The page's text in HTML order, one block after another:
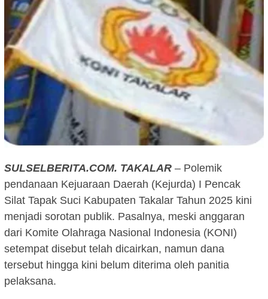
SULSELBERITA.COM. TAKALAR – Polemik
pendanaan Kejuaraan Daerah (Kejurda) I Pencak
Silat Tapak Suci Kabupaten Takalar Tahun 2025 kini
menjadi sorotan publik. Pasalnya, meski anggaran
dari Komite Olahraga Nasional Indonesia (KONI)
setempat disebut telah dicairkan, namun dana
tersebut hingga kini belum diterima oleh panitia
pelaksana.